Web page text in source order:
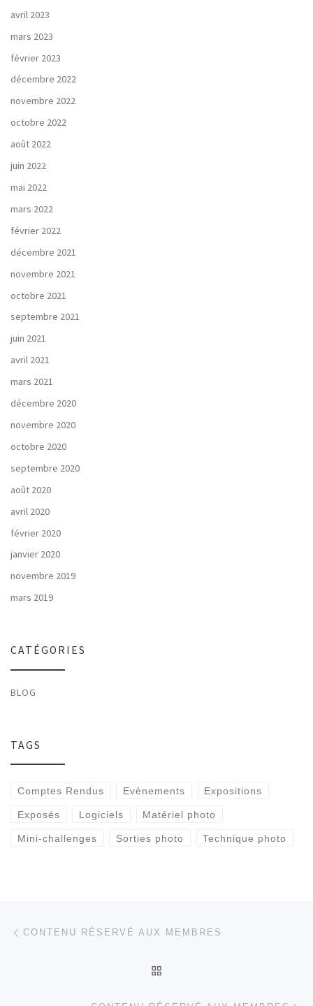
avril 2023
mars 2023
février 2023
décembre 2022
novembre 2022
octobre 2022
août 2022
juin 2022
mai 2022
mars 2022
février 2022
décembre 2021
novembre 2021
octobre 2021
septembre 2021
juin 2021
avril 2021
mars 2021
décembre 2020
novembre 2020
octobre 2020
septembre 2020
août 2020
avril 2020
février 2020
janvier 2020
novembre 2019
mars 2019
CATÉGORIES
BLOG
TAGS
Comptes Rendus Evènements Expositions
Exposés Logiciels Matériel photo
Mini-challenges Sorties photo Technique photo
Parcourir les articles
CONTENU RÉSERVÉ AUX MEMBRES